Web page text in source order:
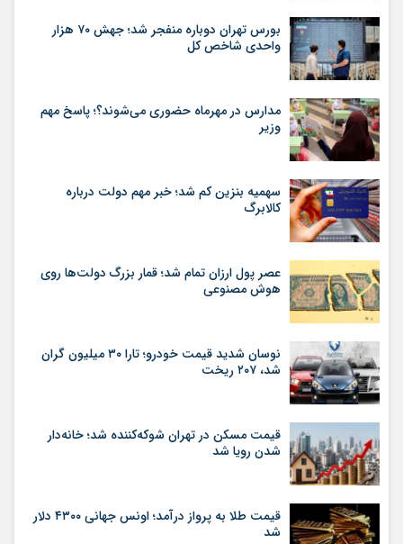
بورس تهران دوباره منفجر شد؛ جهش ۷۰ هزار
واحدی شاخص کل
مدارس در مهرماه حضوری می‌شوند؟؛ پاسخ مهم
وزیر
سهمیه بنزین کم شد؛ خبر مهم دولت درباره
کالابرگ
عصر پول ارزان تمام شد؛ قمار بزرگ دولت‌ها روی
هوش مصنوعی
نوسان شدید قیمت خودرو؛ تارا ۳۰ میلیون گران
شد، ۲۰۷ ریخت
قیمت مسکن در تهران شوکه‌کننده شد؛ خانه‌دار
شدن رویا شد
قیمت طلا به پرواز درآمد؛ اونس جهانی ۴۳۰۰ دلار
شد